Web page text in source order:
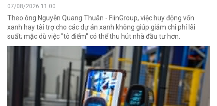
07/08/2026 11:00
Theo ông Nguyễn Quang Thuân - FiinGroup, việc huy động vốn
xanh hay tài trợ cho các dự án xanh không giúp giảm chi phí lãi
suất; mặc dù việc "tô điểm" có thể thu hút nhà đầu tư hơn.